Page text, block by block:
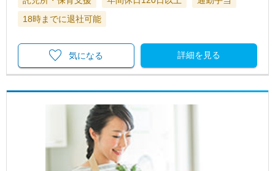
18時までに退社可能
詳細を見る
気になる